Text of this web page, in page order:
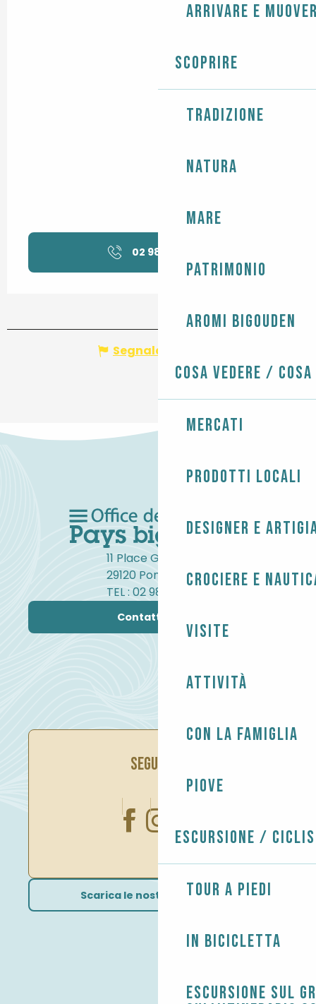
Arrivare e
Scoprire
Tradizione
Natura
Mare
Patrimonio
Aromi Bigouden
Cosa vedere /
Mercati
Prodotti locali
Designer e
Crociere e
Visite
Attività
Con la famiglia
Piove
Escursione /
Tour a piedi
In bicicletta
Escursione sul
02 98 82 37
Segnala un errore
11 Place Gambetta
29120 Pont-l'Abbé
TEL : 02 98 82 37 99
Contattateci
SEGUITECI
Scarica le nostre brochure